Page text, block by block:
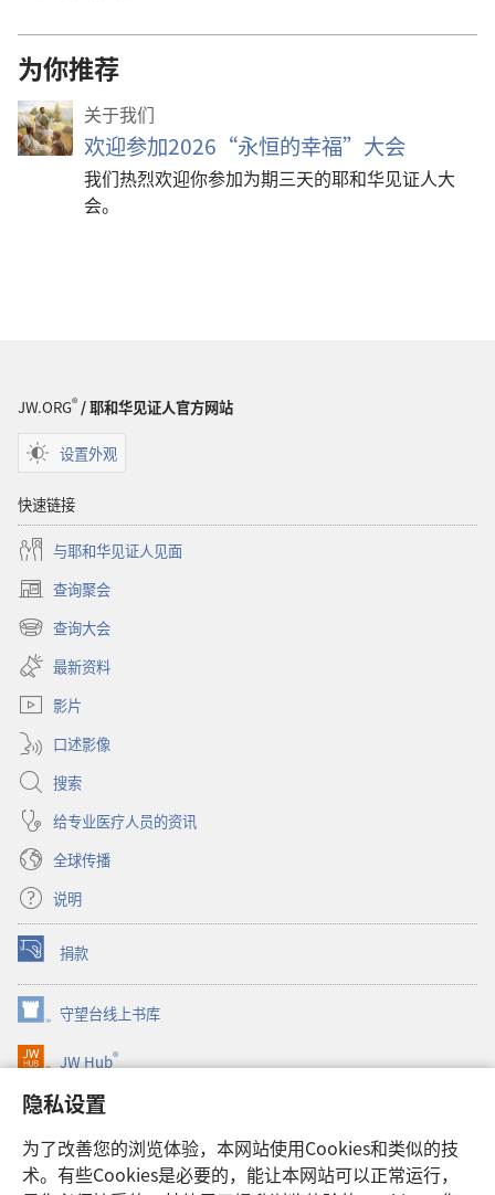
隐私设置
为了改善您的浏览体验，本网站使用Cookies和类似的技
术。有些Cookies是必要的，能让本网站可以正常运行，
为你推荐
关于我们
欢迎参加2026“永恒的幸福”大会
我们热烈欢迎你参加为期三天的耶和华见证人大
会。
JW.ORG®/ 耶和华见证人官方网站
设置外观
快速链接
与耶和华见证人见面
查询聚会
（打
开
新
窗
口）
查询大会
（打
开
新
窗
最新资料
影片
口述影像
搜索
给专业医疗人员的资讯
全球传播
说明
捐款
（打
开
新
窗
口）
守望台线上书库
（打
开
新
口）
JW Hub®
（打
开
新
口）
JW Library®
Watchtower Library